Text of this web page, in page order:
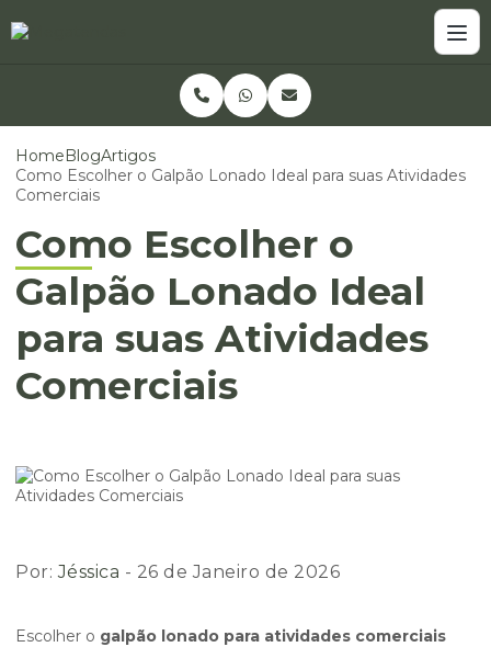
HomeBlogArtigos
Como Escolher o Galpão Lonado Ideal para suas Atividades
Comerciais
Como Escolher o
Galpão Lonado Ideal
para suas Atividades
Comerciais
Por:Jéssica - 26 de Janeiro de 2026
Escolher o galpão lonado para atividades comerciais